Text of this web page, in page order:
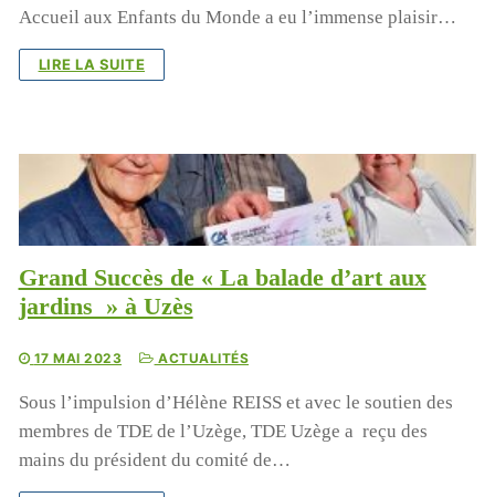
Accueil aux Enfants du Monde a eu l’immense plaisir…
LIRE LA SUITE
Grand Succès de « La balade d’art aux
jardins » à Uzès
17 MAI 2023 ACTUALITÉS
Sous l’impulsion d’Hélène REISS et avec le soutien des
membres de TDE de l’Uzège, TDE Uzège a reçu des
mains du président du comité de…